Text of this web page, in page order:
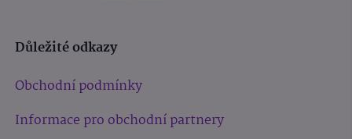
Důležité odkazy
Obchodní podmínky
Informace pro obchodní partnery